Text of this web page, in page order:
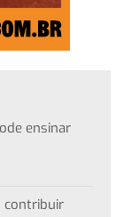
ensinar
contribuir